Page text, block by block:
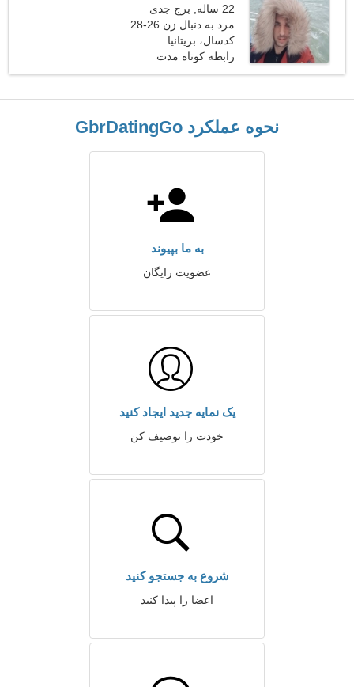
22 ساله, برج جدی
مرد به دنبال زن 26-28
کدسال، بریتانیا
رابطه کوتاه مدت
نحوه عملکرد GbrDatingGo
به ما بپیوند
عضویت رایگان
یک نمایه جدید ایجاد کنید
خودت را توصیف کن
شروع به جستجو کنید
اعضا را پیدا کنید